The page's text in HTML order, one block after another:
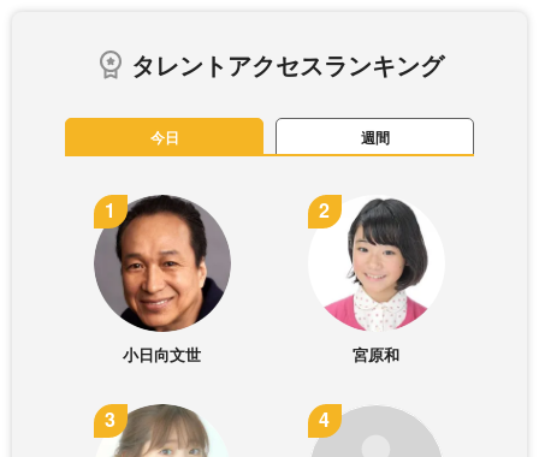
タレントアクセスランキング
今日 週間
小日向文世 宮原和